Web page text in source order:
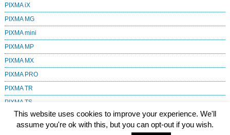
PIXMA iX
PIXMA MG
PIXMA mini
PIXMA MP
PIXMA MX
PIXMA PRO
PIXMA TR
PIXMA TS
SELPHY
This website uses cookies to improve your experience. We'll
assume you're ok with this, but you can opt-out if you wish.